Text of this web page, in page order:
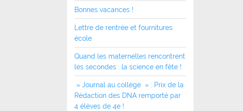
Bonnes vacances !
Lettre de rentrée et fournitures
école
Quand les maternelles rencontrent
les secondes : la science en fête !
» Journal au collège » : Prix de la
Rédaction des DNA remporté par
4 élèves de 4e !